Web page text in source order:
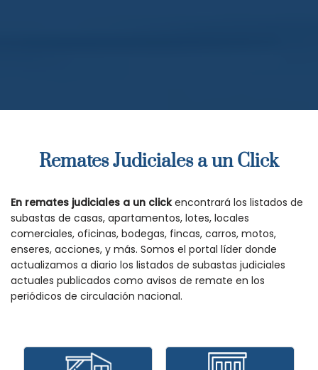
Remates Judiciales a un Click
En remates judiciales a un clickencontrará los listados de
subastas de casas, apartamentos, lotes, locales
comerciales, oficinas, bodegas, fincas, carros, motos,
enseres, acciones, y más. Somos el portal líder donde
actualizamos a diario los listados de subastas judiciales
actuales publicados como avisos de remate en los
periódicos de circulación nacional.